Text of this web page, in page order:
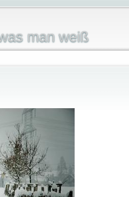
man weiß